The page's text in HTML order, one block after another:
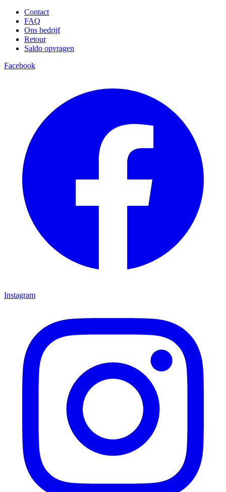
Contact
FAQ
Ons bedrijf
Retour
Saldo opvragen
Facebook
Instagram